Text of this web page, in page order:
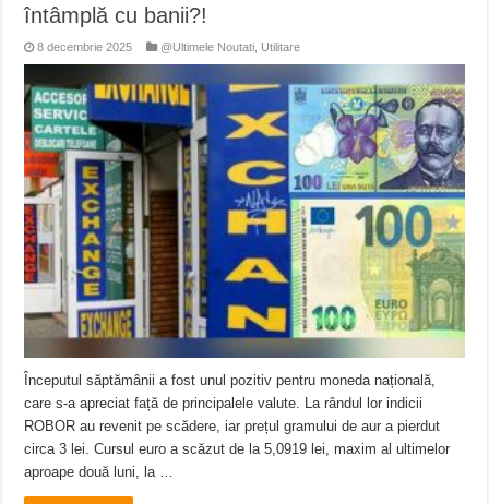
întâmplă cu banii?!
8 decembrie 2025 @Ultimele Noutati Utilitare
Începutul săptămânii a fost unul pozitiv pentru moneda națională,
care s-a apreciat față de principalele valute. La rândul lor indicii
ROBOR au revenit pe scădere, iar prețul gramului de aur a pierdut
circa 3 lei. Cursul euro a scăzut de la 5,0919 lei, maxim al ultimelor
aproape două luni, la …